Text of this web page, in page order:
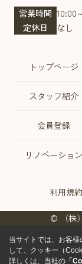
営業時間 10:00
定休日
なし
トップページ
スタッフ紹介
会員登録
リノベーション
利用規約
© （株
当サイトでは、お客
して、クッキー（
詳しくは、当社の 「